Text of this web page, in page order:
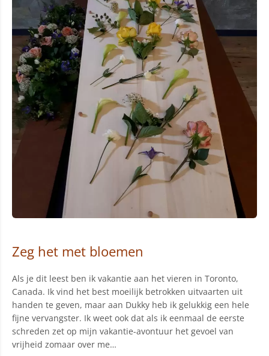
Zeg het met bloemen
Als je dit leest ben ik vakantie aan het vieren in Toronto,
Canada. Ik vind het best moeilijk betrokken uitvaarten uit
handen te geven, maar aan Dukky heb ik gelukkig een hele
fijne vervangster. Ik weet ook dat als ik eenmaal de eerste
schreden zet op mijn vakantie-avontuur het gevoel van
vrijheid zomaar over me…